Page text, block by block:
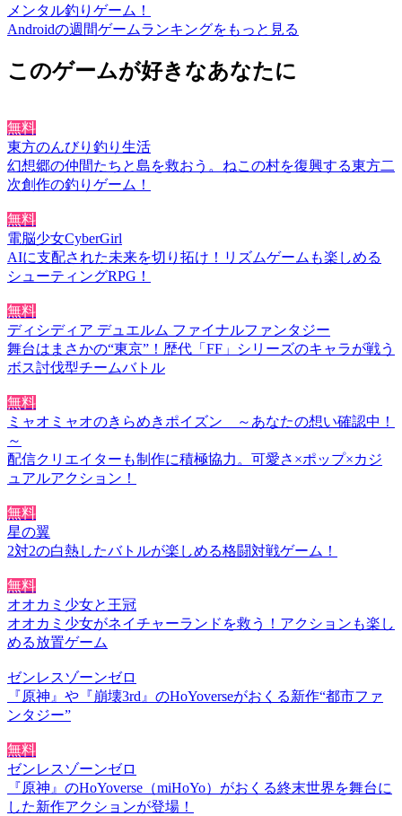
メンタル釣りゲーム！
Androidの週間ゲームランキングをもっと見る
このゲームが好きなあなたに
無料
東方のんびり釣り生活
幻想郷の仲間たちと島を救おう。ねこの村を復興する東方二
次創作の釣りゲーム！
無料
電脳少女CyberGirl
AIに支配された未来を切り拓け！リズムゲームも楽しめる
シューティングRPG！
無料
ディシディア デュエルム ファイナルファンタジー
舞台はまさかの“東京”！歴代「FF」シリーズのキャラが戦う
ボス討伐型チームバトル
無料
ミャオミャオのきらめきポイズン ～あなたの想い確認中！
～
配信クリエイターも制作に積極協力。可愛さ×ポップ×カジ
ュアルアクション！
無料
星の翼
2対2の白熱したバトルが楽しめる格闘対戦ゲーム！
無料
オオカミ少女と王冠
オオカミ少女がネイチャーランドを救う！アクションも楽し
める放置ゲーム
ゼンレスゾーンゼロ
『原神』や『崩壊3rd』のHoYoverseがおくる新作“都市ファ
ンタジー”
無料
ゼンレスゾーンゼロ
『原神』のHoYoverse（miHoYo）がおくる終末世界を舞台に
した新作アクションが登場！